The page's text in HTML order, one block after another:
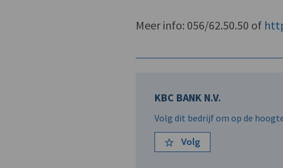
Meer info: 056/62.50.50 of
KBC BANK N.V.
Volg dit bedrijf om op de
Volg